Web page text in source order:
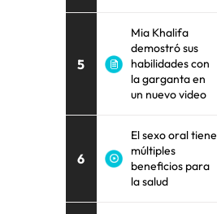
5
Mia Khalifa
demostró sus
habilidades con
la garganta en
un nuevo video
6
El sexo oral tiene
múltiples
beneficios para
la salud